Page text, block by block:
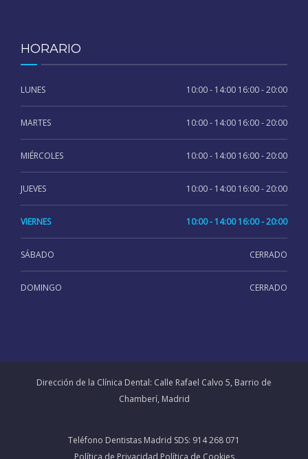
HORARIO
LUNES 10:00 - 14:00 16:00 - 20:00
MARTES 10:00 - 14:00 16:00 - 20:00
MIÉRCOLES 10:00 - 14:00 16:00 - 20:00
JUEVES 10:00 - 14:00 16:00 - 20:00
VIERNES 10:00 - 14:00 16:00 - 20:00
SÁBADO CERRADO
DOMINGO CERRADO
Dirección de la Clínica Dental: Calle Rafael Calvo 5, Barrio de
Chamberí, Madrid
Teléfono Dentistas Madrid SDS: 914 268 071